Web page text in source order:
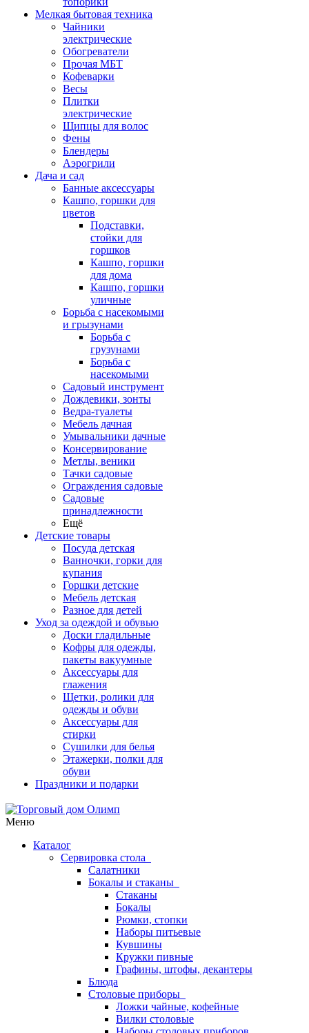
Мелкая бытовая техника
Чайники
электрические
Обогреватели
Прочая МБТ
Кофеварки
Весы
Плитки
электрические
Щипцы для волос
Фены
Блендеры
Аэрогрили
Дача и сад
Банные аксессуары
Кашпо, горшки для
цветов
Подставки,
стойки для
горшков
Кашпо, горшки
для дома
Кашпо, горшки
уличные
Борьба с насекомыми
и грызунами
Борьба с
грузунами
Борьба с
насекомыми
Садовый инструмент
Дождевики, зонты
Ведра-туалеты
Мебель дачная
Умывальники дачные
Консервирование
Метлы, веники
Тачки садовые
Ограждения садовые
Садовые
принадлежности
Ещё
Детские товары
Посуда детская
Ванночки, горки для
купания
Горшки детские
Мебель детская
Разное для детей
Уход за одеждой и обувью
Доски гладильные
Кофры для одежды,
пакеты вакуумные
Аксессуары для
глажения
Щетки, ролики для
одежды и обуви
Аксессуары для
стирки
Сушилки для белья
Этажерки, полки для
обуви
Праздники и подарки
Меню
Каталог
Сервировка стола
Салатники
Бокалы и стаканы
Стаканы
Бокалы
Рюмки, стопки
Наборы питьевые
Кувшины
Кружки пивные
Графины, штофы, декантеры
Блюда
Столовые приборы
Ложки чайные, кофейные
Вилки столовые